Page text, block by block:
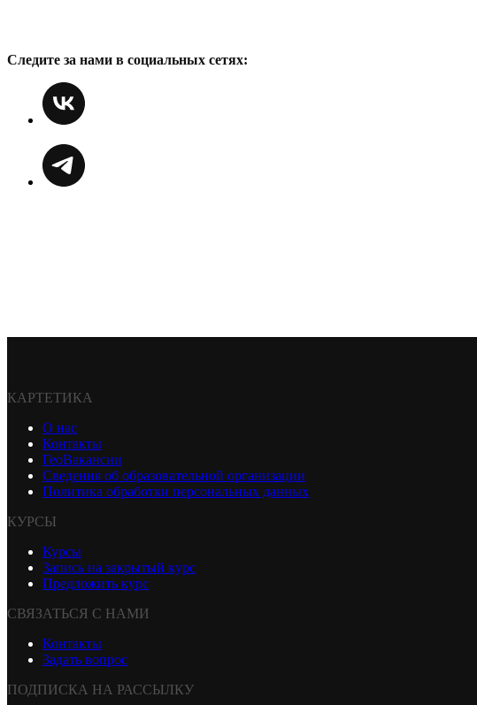
Следите за нами в социальных сетях:
КАРТЕТИКА
О нас
Контакты
ГеоВакансии
Сведения об образовательной организации
Политика обработки персональных данных
КУРСЫ
Курсы
Запись на закрытый курс
Предложить курс
СВЯЗАТЬСЯ С НАМИ
Контакты
Задать вопрос
ПОДПИСКА НА РАССЫЛКУ